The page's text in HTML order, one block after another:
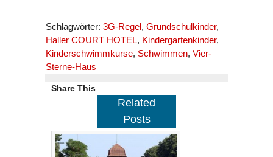
Schlagwörter: 3G-Regel, Grundschulkinder,
Haller COURT HOTEL, Kindergartenkinder,
Kinderschwimmkurse, Schwimmen, Vier-
Sterne-Haus
Share This
Related
Posts